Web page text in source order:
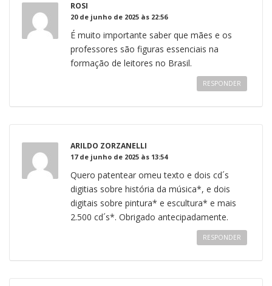
ROSI
20 de junho de 2025 às 22:56
É muito importante saber que mães e os
professores são figuras essenciais na
formação de leitores no Brasil.
RESPONDER
ARILDO ZORZANELLI
17 de junho de 2025 às 13:54
Quero patentear omeu texto e dois cd´s
digitias sobre história da música*, e dois
digitais sobre pintura* e escultura* e mais
2.500 cd´s*. Obrigado antecipadamente.
RESPONDER